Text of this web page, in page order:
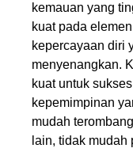
kemauan yang
kuat pada
kepercayaan diri
menyenangkan.
kuat untuk
kepemimpinan
mudah
lain, tidak